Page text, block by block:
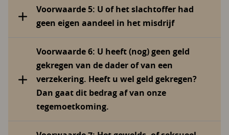
Voorwaarde 5: U of het slachtoffer had
geen eigen aandeel in het misdrijf
Voorwaarde 6: U heeft (nog) geen geld
gekregen van de dader of van een
verzekering. Heeft u wel geld gekregen?
Dan gaat dit bedrag af van onze
tegemoetkoming.